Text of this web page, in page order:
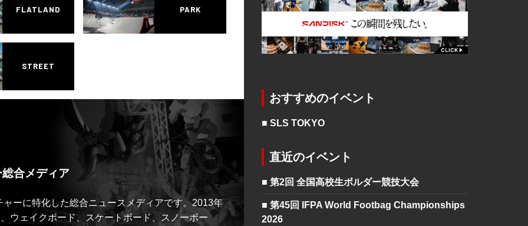
FLATLAND PARK
STREET
合メディア
ーに特化した総合ニュースメディアです。2013年
ウェイクボード、スケートボード、スノーボー
おすすめのイベント
■ SLS TOKYO
直近のイベント
■ 第2回 全国高校生ボルダー競技大会
■ 第45回 IFPA World Footbag Championships
2026